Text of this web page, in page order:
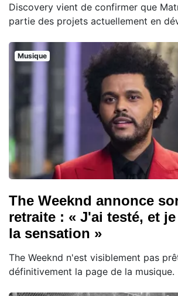
Discovery vient de confirmer que
partie des projets actuellement en
Musique
The Weeknd annonce
retraite : « J'ai testé, et
la sensation »
The Weeknd n'est visiblement pas
définitivement la page de la musique.